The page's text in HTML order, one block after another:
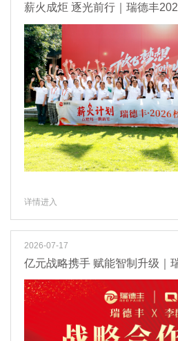
薪火成炬 逐光前行｜瑞德丰
详情进入
2026-07-17